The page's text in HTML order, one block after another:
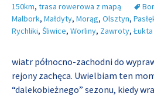
150km, trasa rowerowa z mapą
Malbork, Małdyty, Morąg, Olsztyn,
Rychliki, Śliwice, Worliny, Zawroty, Łukta
wiatr północno-zachodni do
rejony zachęca. Uwielbiam ten
“dalekobieżnego” sezonu, kiedy